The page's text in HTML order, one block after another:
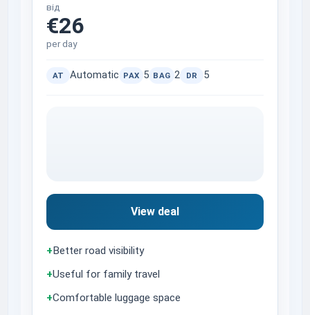
від
€26
per day
AT Automatic PAX 5 BAG 2 DR 5
View deal
+Better road visibility
+Useful for family travel
+Comfortable luggage space